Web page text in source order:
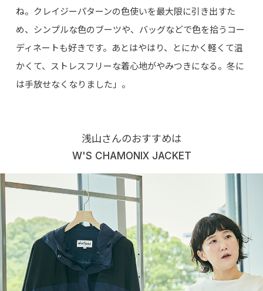
ね。クレイジーパターンの色使いを最大限に引き出すた
め、シンプルな色のブーツや、バッグなどで色を拾うコー
ディネートも好きです。あとはやはり、とにかく軽くて温
かくて、ストレスフリーな着心地がやみつきになる。冬に
は手放せなくなりました」。
浅山さんのおすすめは
W'S CHAMONIX JACKET